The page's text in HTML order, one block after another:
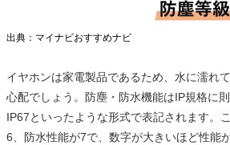
出典：マイナビおすすめナビ
イヤホンは家電製品であるため、水に濡れ
心配でしょう。防塵・防水機能はIP規格に
IP67といったような形式で表記されます。
6、防水性能が7で、数字が大きいほど性能